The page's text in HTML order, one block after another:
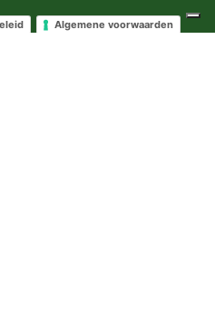
Algemene voorwaarden